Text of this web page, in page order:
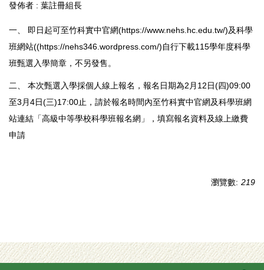
發佈者 : 葉註冊組長
一、 即日起可至竹科實中官網(https://www.nehs.hc.edu.tw/)及科學
班網站((https://nehs346.wordpress.com/)自行下載115學年度科學
班甄選入學簡章，不另發售。
二、 本次甄選入學採個人線上報名，報名日期為2月12日(四)09:00
至3月4日(三)17:00止，請於報名時間內至竹科實中官網及科學班網
站連結「高級中等學校科學班報名網」，填寫報名資料及線上繳費
申請
瀏覽數: 219